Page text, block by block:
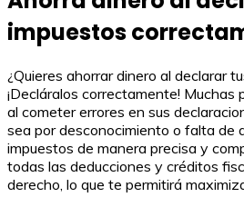
impuestos
¿Quieres ahorrar dinero al declarar
¡Decláralos correctamente! Muchas
al cometer errores en sus
sea por desconocimiento o falta de
impuestos de manera precisa y
todas las deducciones y créditos
derecho, lo que te permitirá